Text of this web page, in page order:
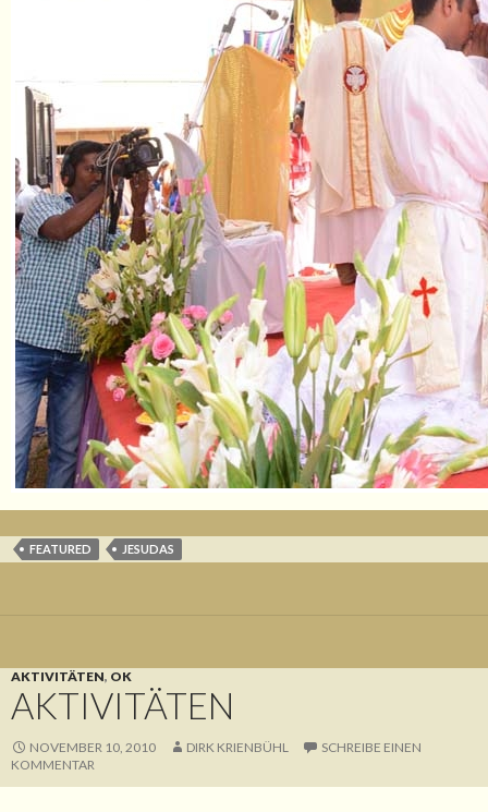
FEATURED JESUDAS
AKTIVITÄTEN, OK
AKTIVITÄTEN
NOVEMBER 10, 2010 DIRK KRIENBÜHL
SCHREIBE EINEN
KOMMENTAR